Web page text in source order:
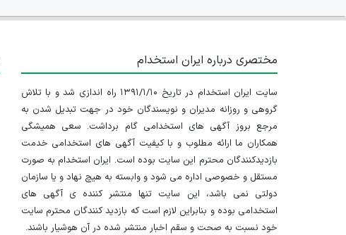
مختصری درباره ایران استخدام
سایت ایران استخدام در تاریخ ۱۳۹۱/۱/۱۰ راه اندازی شد و با تلاش
گروهی و روزانه مدیران و نویسندگان خود در جهت تبدیل شدن به
مرجع بروز آگهی های استخدامی گام برداشت. سعی همیشگی
همکاران ما ارائه مطلوب و با کیفیت آگهی های استخدامی خدمت
بازدیدکنندگان محترم این سایت بوده است. ایران استخدام به صورت
مستقل و خصوصی اداره می شود و وابسته به هیچ نهاد و یا سازمان
دولتی نمی باشد، این سایت تنها منتشر کننده ی آگهی های
استخدامی بوده و بنابراین لازم است که بازدید کنندگان محترم سایت
خود نسبت به صحت و سقم اخبار منتشر شده در آن هوشیار باشند.